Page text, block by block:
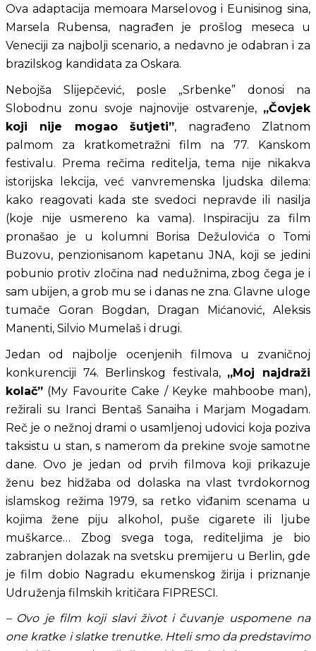
Ova adaptacija memoara Marselovog i Eunisinog sina,
Marsela Rubensa, nagrađen je prošlog meseca u
Veneciji za najbolji scenario, a nedavno je odabran i za
brazilskog kandidata za Oskara.
Nebojša Slijepčević, posle „Srbenke” donosi na
Slobodnu zonu svoje najnovije ostvarenje, „Čovjek
koji nije mogao šutjeti”, nagrađeno Zlatnom
palmom za kratkometražni film na 77. Kanskom
festivalu. Prema rečima reditelja, tema nije nikakva
istorijska lekcija, već vanvremenska ljudska dilema:
kako reagovati kada ste svedoci nepravde ili nasilja
(koje nije usmereno ka vama). Inspiraciju za film
pronašao je u kolumni Borisa Dežulovića o Tomi
Buzovu, penzionisanom kapetanu JNA, koji se jedini
pobunio protiv zločina nad nedužnima, zbog čega je i
sam ubijen, a grob mu se i danas ne zna. Glavne uloge
tumače Goran Bogdan, Dragan Mićanović, Aleksis
Manenti, Silvio Mumelaš i drugi.
Jedan od najbolje ocenjenih filmova u zvaničnoj
konkurenciji 74. Berlinskog festivala, „Moj najdraži
kolač” (My Favourite Cake / Keyke mahboobe man),
režirali su Iranci Bentaš Sanaiha i Marjam Mogadam.
Reč je o nežnoj drami o usamljenoj udovici koja poziva
taksistu u stan, s namerom da prekine svoje samotne
dane. Ovo je jedan od prvih filmova koji prikazuje
ženu bez hidžaba od dolaska na vlast tvrdokornog
islamskog režima 1979, sa retko viđanim scenama u
kojima žene piju alkohol, puše cigarete ili ljube
muškarce… Zbog svega toga, rediteljima je bio
zabranjen dolazak na svetsku premijeru u Berlin, gde
je film dobio Nagradu ekumenskog žirija i priznanje
Udruženja filmskih kritičara FIPRESCI.
– Ovo je film koji slavi život i čuvanje uspomene na
one kratke i slatke trenutke. Hteli smo da predstavimo